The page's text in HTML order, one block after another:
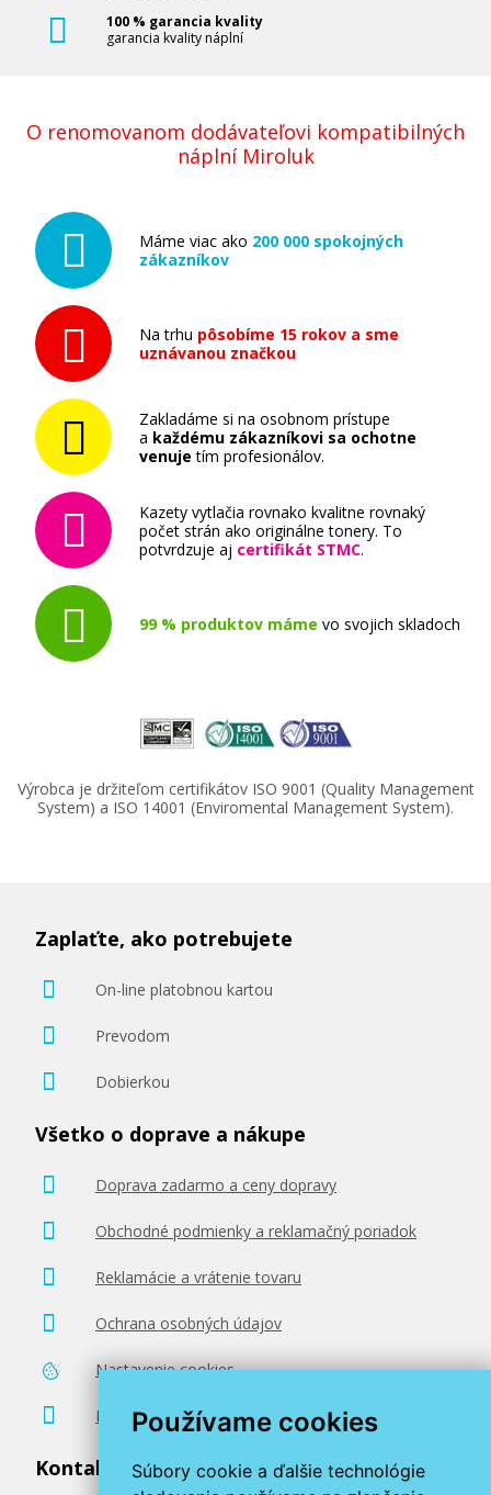
Používame cookies
Súbory cookie a ďalšie technológie
100 % garancia kvality
garancia kvality náplní
O renomovanom dodávateľovi kompatibilných
náplní Miroluk
Máme viac ako 200 000 spokojných
zákazníkov
Na trhu pôsobíme 15 rokov a sme
uznávanou značkou
Zakladáme si na osobnom prístupe
a každému zákazníkovi sa ochotne
venuje tím profesionálov.
Kazety vytlačia rovnako kvalitne rovnaký
počet strán ako originálne tonery. To
potvrdzuje aj certifikát STMC.
99 % produktov máme vo svojich skladoch
Výrobca je držiteľom certifikátov ISO 9001 (Quality Management
System) a ISO 14001 (Enviromental Management System).
Zaplaťte, ako potrebujete
On-line platobnou kartou
Prevodom
Dobierkou
Všetko o doprave a nákupe
Doprava zadarmo a ceny dopravy
Obchodné podmienky a reklamačný poriadok
Reklamácie a vrátenie tovaru
Ochrana osobných údajov
Nastavenie cookies
Poradenstvo zadarmo
Kontaktujte nás